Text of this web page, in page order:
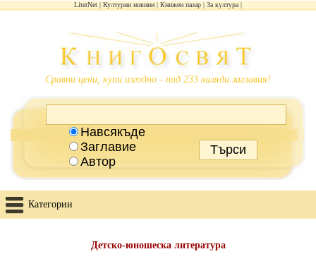
LiterNet Културни новини Книжен пазар За култура
Сравни цени, купи изгодно - над 233 хиляди заглавия!
Навсякъде
Заглавие
Автор
Категории
Детско-юношеска литература